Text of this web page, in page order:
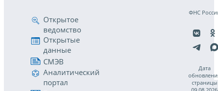
Открытое
ведомство
Открытые
данные
СМЭВ
Аналитический
портал
ФНС
Дата
страницы